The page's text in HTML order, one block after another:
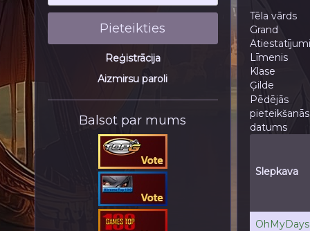
Pieteikties
Reģistrācija
Aizmirsu paroli
Balsot par mums
Tēla vārds
Grand
Atiestatījumi
Līmenis
Klase
Ģilde
Pēdējās
pieteikšanās
datums
Slepkava
OhMyDays